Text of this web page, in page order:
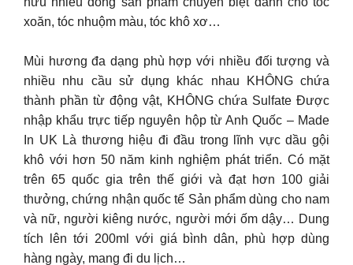
xoăn, tóc nhuộm màu, tóc khô xơ…
Mùi hương đa dạng phù hợp với nhiều đối tượng và
nhiều nhu cầu sử dụng khác nhau KHÔNG chứa
thành phần từ động vật, KHÔNG chứa Sulfate Được
nhập khẩu trực tiếp nguyên hộp từ Anh Quốc – Made
In UK Là thương hiệu đi đầu trong lĩnh vực dầu gội
khô với hơn 50 năm kinh nghiệm phát triển. Có mặt
trên 65 quốc gia trên thế giới và đạt hơn 100 giải
thưởng, chứng nhận quốc tế Sản phẩm dùng cho nam
và nữ, người kiêng nước, người mới ốm dậy… Dung
tích lên tới 200ml với giá bình dân, phù hợp dùng
hàng ngày, mang đi du lịch…